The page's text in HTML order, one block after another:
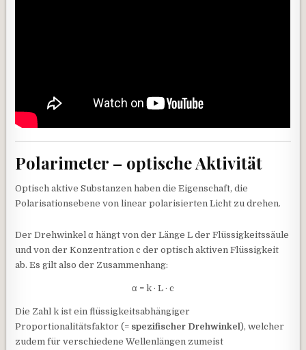
Polarimeter – optische Aktivität
Optisch aktive Substanzen haben die Eigenschaft, die
Polarisationsebene von linear polarisierten Licht zu drehen.
Der Drehwinkel α hängt von der Länge L der Flüssigkeitssäule
und von der Konzentration c der optisch aktiven Flüssigkeit
ab. Es gilt also der Zusammenhang:
α = k · L · c
Die Zahl k ist ein flüssigkeitsabhängiger
Proportionalitätsfaktor (= spezifischer Drehwinkel), welcher
zudem für verschiedene Wellenlängen zumeist